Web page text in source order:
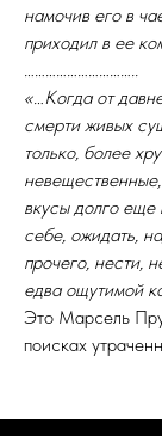
намочив его в
приходил в ее
…………………………..
«…Когда от
смерти живых
только, более
вкусы долго еще
себе, ожидать,
прочего, нести,
едва ощутимой
Это Марсель
поисках